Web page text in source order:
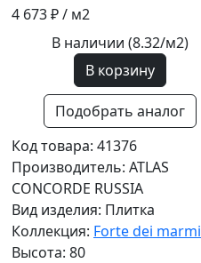
4 673 ₽/ м2
В наличии (8.32/м2)
В корзину
Подобрать аналог
Код товара: 41376
Производитель: ATLAS
CONCORDE RUSSIA
Вид изделия: Плитка
Коллекция: Forte dei marmi
Высота: 80